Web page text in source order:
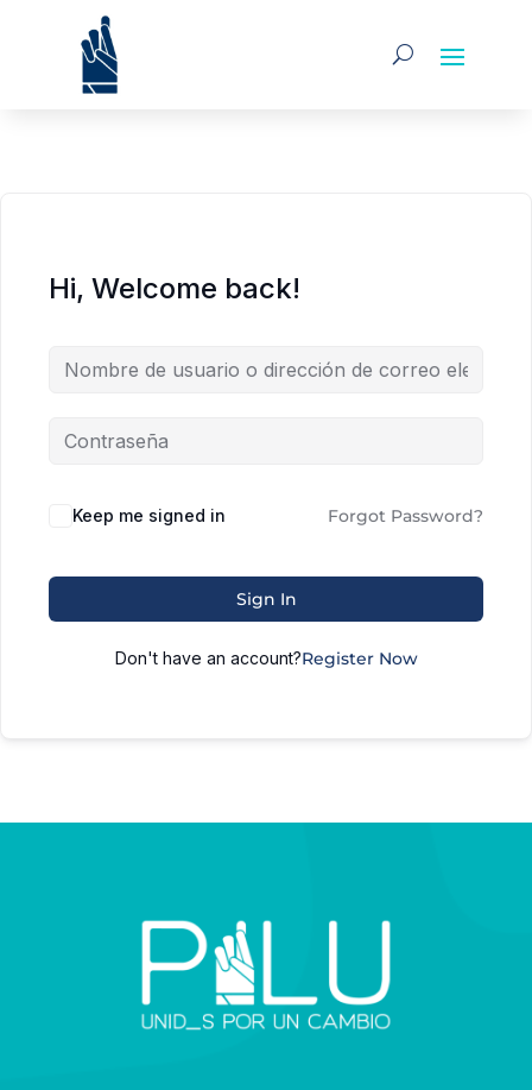
Hi, Welcome back!
Alternative:
Keep me signed in Forgot Password?
Sign In
Don't have an account?Register Now